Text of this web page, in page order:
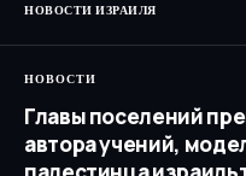
НОВОСТИ ИЗРАИЛЯ
НОВОСТИ
Главы поселений
автора учений,